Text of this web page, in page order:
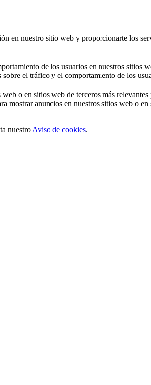
en nuestro sitio web y proporcionarte los
de los usuarios en nuestros sitios
sobre el tráfico y el comportamiento de los
o en sitios web de terceros más
mostrar anuncios en nuestros sitios web o
nuestro Aviso de cookies.